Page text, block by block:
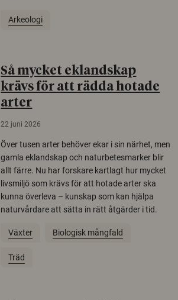
Arkeologi
Så mycket eklandskap
krävs för att rädda hotade
arter
22 juni 2026
Över tusen arter behöver ekar i sin närhet, men
gamla eklandskap och naturbetesmarker blir
allt färre. Nu har forskare kartlagt hur mycket
livsmiljö som krävs för att hotade arter ska
kunna överleva – kunskap som kan hjälpa
naturvårdare att sätta in rätt åtgärder i tid.
Växter Biologisk mångfald
Träd